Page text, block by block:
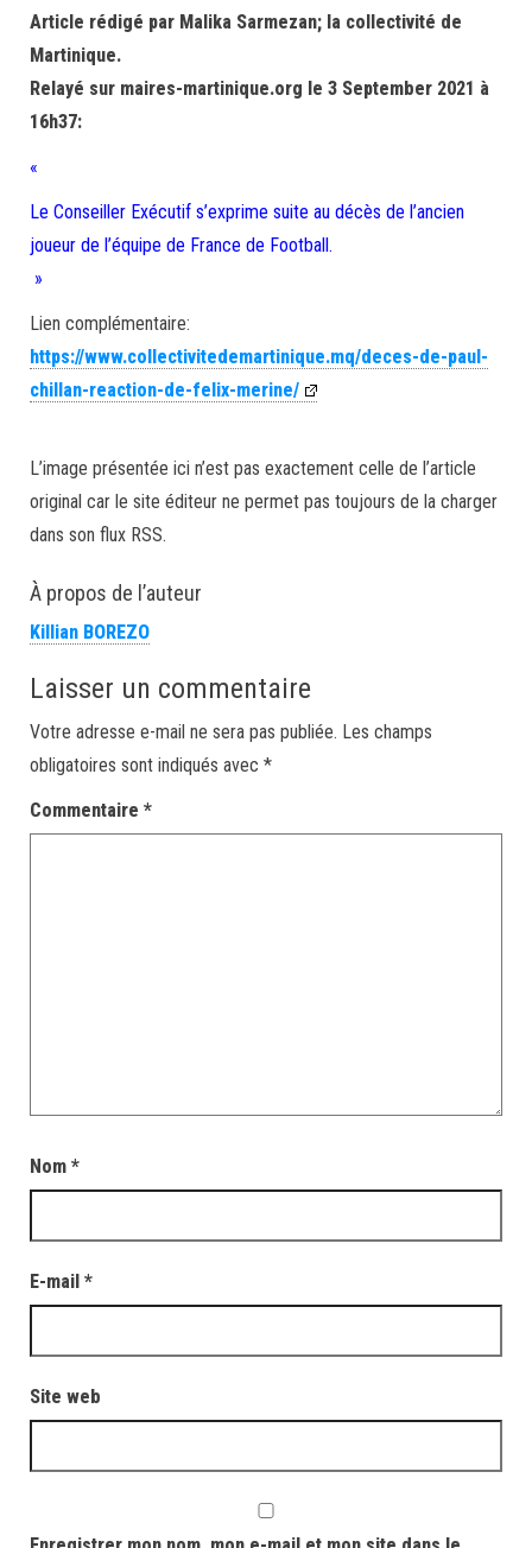
Article rédigé par Malika Sarmezan; la collectivité de
Martinique.
Relayé sur maires-martinique.org le 3 September 2021 à
16h37:
«
Le Conseiller Exécutif s’exprime suite au décès de l’ancien
joueur de l’équipe de France de Football.
»
Lien complémentaire:
https://www.collectivitedemartinique.mq/deces-de-paul-
chillan-reaction-de-felix-merine/
L’image présentée ici n’est pas exactement celle de l’article
original car le site éditeur ne permet pas toujours de la charger
dans son flux RSS.
À propos de l’auteur
Killian BOREZO
Laisser un commentaire
Votre adresse e-mail ne sera pas publiée. Les champs
obligatoires sont indiqués avec *
Commentaire *
Nom *
E-mail *
Site web